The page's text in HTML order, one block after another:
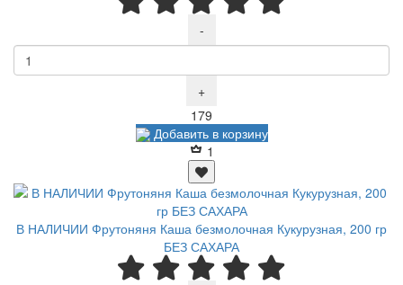
-
+
179
Добавить в корзину
1
В НАЛИЧИИ Фрутоняня Каша безмолочная Кукурузная, 200 гр
БЕЗ САХАРА